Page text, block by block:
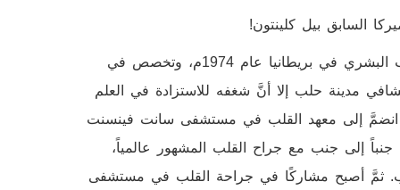
السابق بيل كلينتون!
الدكتور حازم برمدا درس في مدينة حلب، ثمّ سافر لدراسة الطب البشري في بريطانيا عام 1974م، وتخصص في
مدينة حلب إلا أنَّ شغفه للاستزادة في العلم
قرر السفر للولايات المتحدة الأمريكية، وفي عام 1991 انضمَّ إلى معهد القلب في مستشفى سانت فينسنت
إلى جنب مع جراح القلب المشهور عالمياً،
ثمَّ أصبح مشاركًا في جراحة القلب في مستشفى